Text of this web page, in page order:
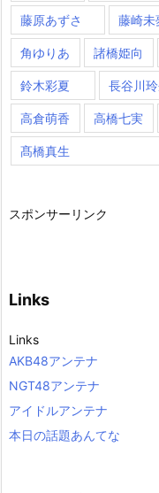
藤原あずさ 藤崎未
角ゆりあ 諸橋姫向
鈴木彩夏 長谷川
高倉萌香 高橋七実
髙橋真生
スポンサーリンク
Links
Links
AKB48アンテナ
NGT48アンテナ
アイドルアンテナ
本日の話題あんてな